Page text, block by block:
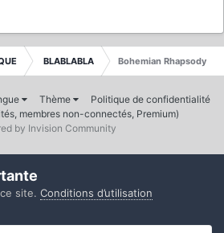
BLABLABLA Bohemian Rhapsody
Thème
Politique de confidentialité
membres non-connectés, Premium)
by Invision Community
site. Conditions d’utilisation